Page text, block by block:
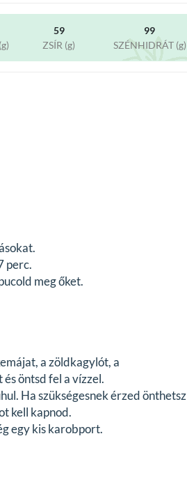
59
ZSÍR (g)
99
SZÉNHIDRÁT (g)
perc.
meg őket.
a zöldkagylót, a
öntsd fel a vízzel.
Ha szükségesnek érzed önthetsz
kell kapnod.
egy kis karobport.